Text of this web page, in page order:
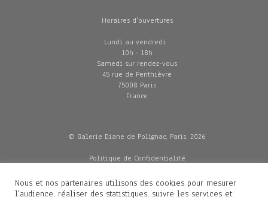
Horaires d'ouvertures
Lundi au vendredi :
10h - 18h
Samedi sur rendez-vous
45 rue de Penthièvre
75008 Paris
France
© Galerie Diane de Polignac, Paris, 2026
Politique de Confidentialité
Mentions légales
Livraisons
Nous et nos partenaires utilisons des cookies pour mesurer
l'audience, réaliser des statistiques, suivre les services et